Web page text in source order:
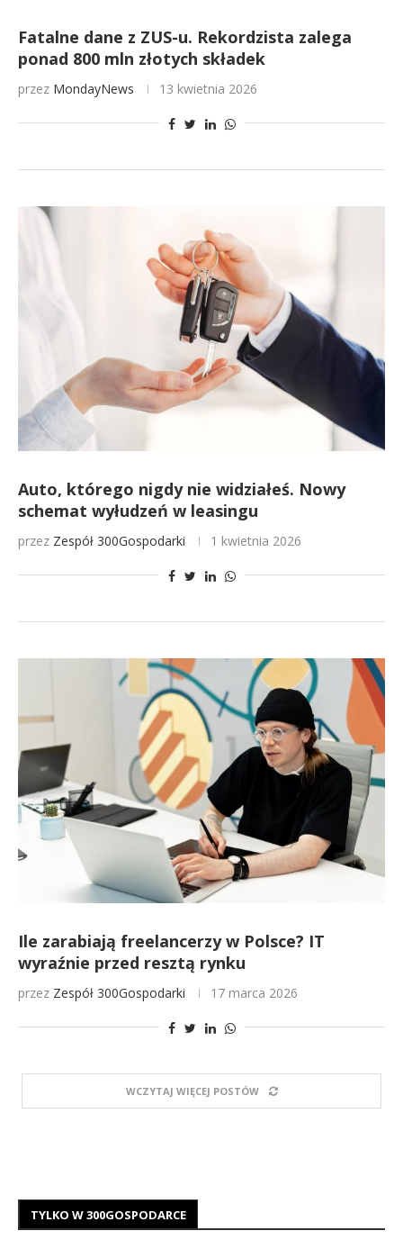
Fatalne dane z ZUS-u. Rekordzista zalega
ponad 800 mln złotych składek
przez MondayNews 13 kwietnia 2026
Auto, którego nigdy nie widziałeś. Nowy
schemat wyłudzeń w leasingu
przez Zespół 300Gospodarki 1 kwietnia 2026
Ile zarabiają freelancerzy w Polsce? IT
wyraźnie przed resztą rynku
przez Zespół 300Gospodarki 17 marca 2026
WCZYTAJ WIĘCEJ POSTÓW
TYLKO W 300GOSPODARCE